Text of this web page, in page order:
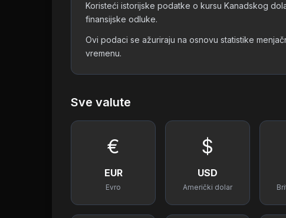
Koristeći istorijske podatke o kursu Kanadskog
finansijske odluke.
Ovi podaci se ažuriraju na osnovu statistike
vremenu.
Sve valute
€
EUR
Evro
$
USD
Američki dolar